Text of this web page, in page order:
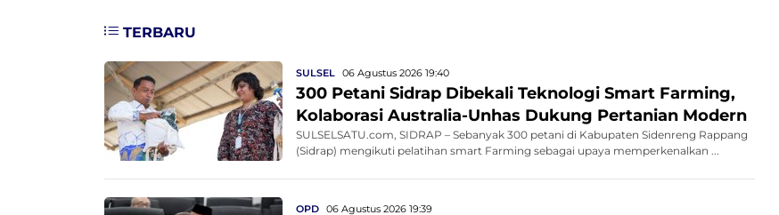
TERBARU
SULSEL 06 Agustus 2026 19:40
300 Petani Sidrap Dibekali Teknologi Smart Farming,
Kolaborasi Australia-Unhas Dukung Pertanian Modern
SULSELSATU.com, SIDRAP – Sebanyak 300 petani di Kabupaten Sidenreng Rappang
(Sidrap) mengikuti pelatihan smart Farming sebagai upaya memperkenalkan ...
OPD 06 Agustus 2026 19:39